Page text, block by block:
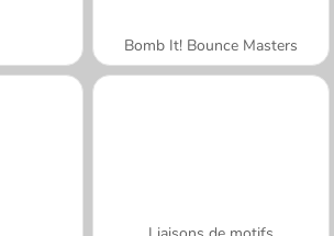
Bomb It! Bounce Masters